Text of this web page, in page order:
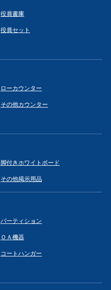
役員書庫
役員セット
ローカウンター
その他カウンター
脚付きホワイトボード
その他掲示用品
パーティション
ＯＡ機器
コートハンガー